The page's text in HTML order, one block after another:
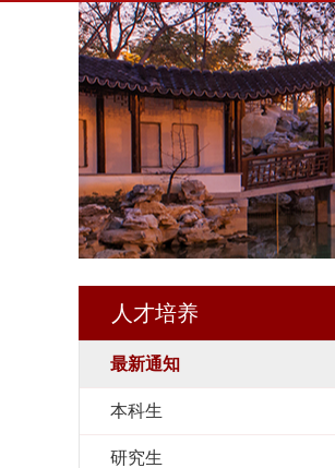
人才培养
最新通知
本科生
研究生